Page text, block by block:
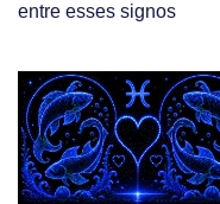
entre esses signos